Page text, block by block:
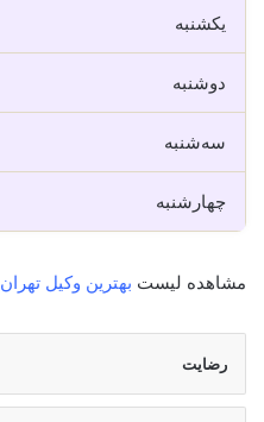
یکشنبه
دوشنبه
سه‌شنبه
چهارشنبه
مشاهده لیست بهترین وکیل تهران
رضایت